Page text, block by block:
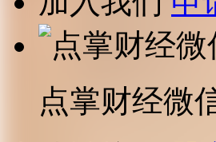
点掌财经微